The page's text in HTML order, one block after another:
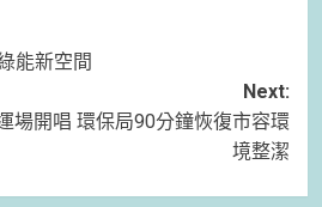
能新空間
Next:
場開唱 環保局90分鐘恢復市容環
境整潔